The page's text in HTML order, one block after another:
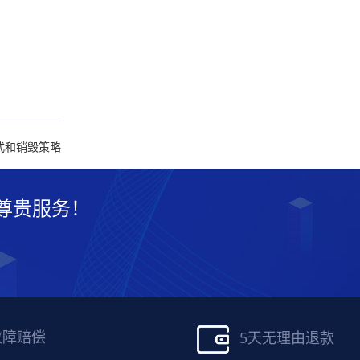
和销毁策略
服务！
赔偿 5天无理由退款